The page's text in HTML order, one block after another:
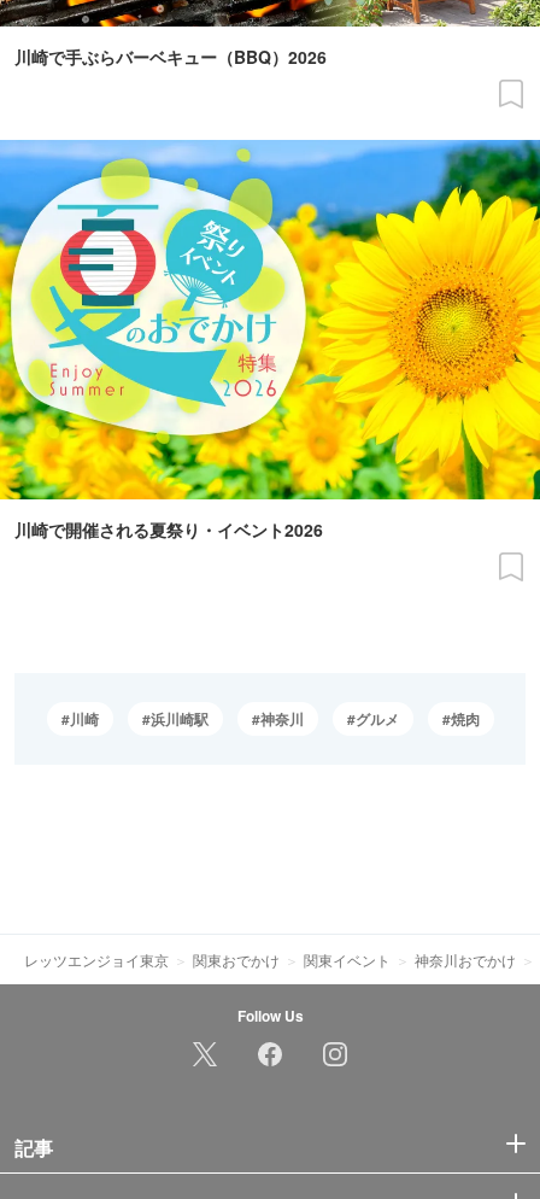
川崎で手ぶらバーベキュー（BBQ）2026
川崎で開催される夏祭り・イベント2026
川崎 浜川崎駅 神奈川 グルメ 焼肉
レッツエンジョイ東京 関東おでかけ 関東イベント 神奈川おでかけ
Follow Us
記事